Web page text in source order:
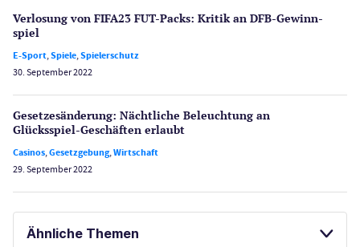
Verlosung von FIFA23 FUT-Packs: Kritik an DFB-Gewinn­
spiel
E-Sport,Spiele,Spielerschutz
30. September 2022
Gesetzes­änderung: Nächtliche Beleuch­tung an
Glücksspiel-Geschäften erlaubt
Casinos,Gesetzgebung,Wirtschaft
29. September 2022
Ähnliche Themen